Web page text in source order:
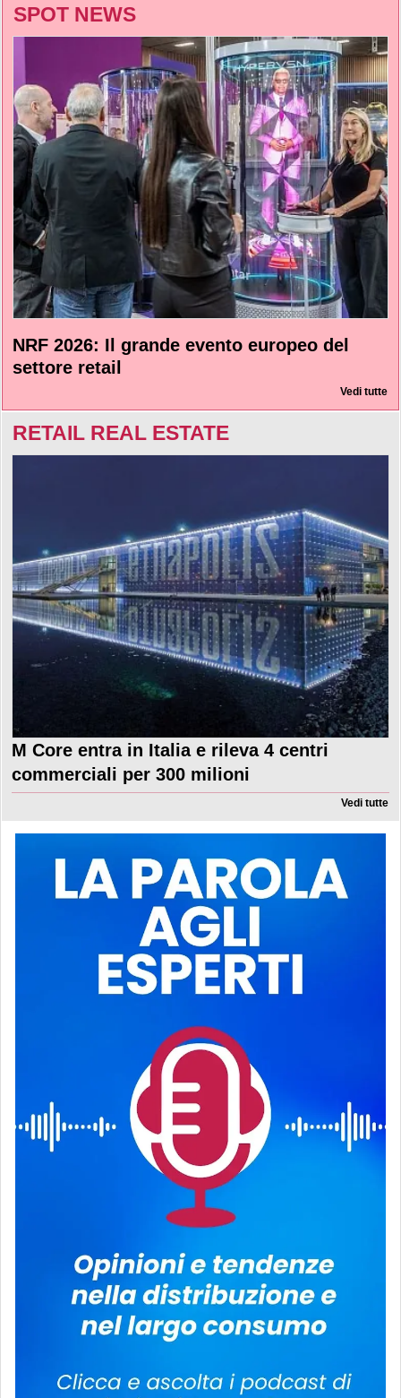
SPOT NEWS
NRF 2026: Il grande evento europeo del
settore retail
Vedi tutte
RETAIL REAL ESTATE
M Core entra in Italia e rileva 4 centri
commerciali per 300 milioni
Vedi tutte